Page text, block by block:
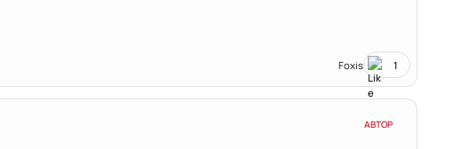
Foxis 1
АВТОР